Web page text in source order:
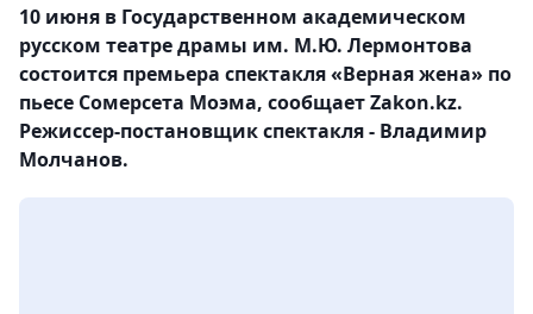
10 июня в Государственном академическом
русском театре драмы им. М.Ю. Лермонтова
состоится премьера спектакля «Верная жена» по
пьесе Сомерсета Моэма, сообщает Zakon.kz.
Режиссер-постановщик спектакля - Владимир
Молчанов.